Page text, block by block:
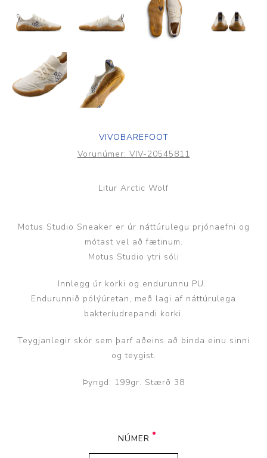
VIVOBAREFOOT
Vörunúmer: VIV-20545811
Litur Arctic Wolf
Motus Studio Sneaker er úr náttúrulegu prjónaefni og
mótast vel að fætinum.
Motus Studio ytri sóli
Innlegg úr korki og endurunnu PU.
Endurunnið pólýúretan, með lagi af náttúrulega
bakteríudrepandi korki.
Teygjanlegir skór sem þarf aðeins að binda einu sinni
og teygist.
Þyngd: 199gr. Stærð 38
NÚMER